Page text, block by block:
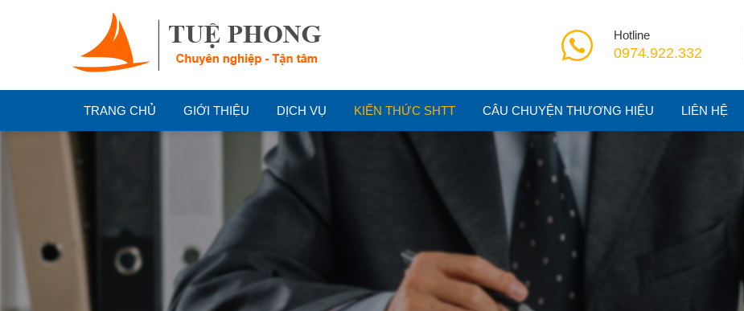
Hotline
0974.922.332
TRANG CHỦ GIỚI THIỆU DỊCH VỤ KIẾN THỨC SHTT CÂU CHUYỆN THƯƠNG HIỆU LIÊN HỆ